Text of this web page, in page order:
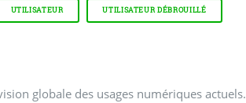
UTILISATEUR UTILISATEUR DÉBROUILLÉ
globale des usages numériques actuels.